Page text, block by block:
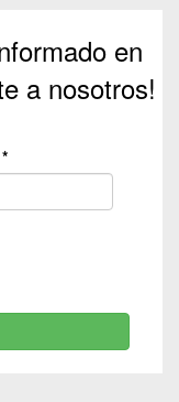
en
a nosotros!
*